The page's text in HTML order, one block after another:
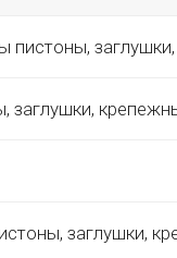
пистоны,
заглушки,
заглушки,